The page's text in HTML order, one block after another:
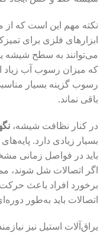
نکته مهم این است که از
ابزارهای فلزی برای
می‌توانند به سطح شیشه
که میزان رسوب آب زیاد
رسوب گزینه بسیار
باقی نماند.
در کنار نظافت شیشه،
بسیار زیادی دارد.
باید در فواصل زمانی
اگر اتصالات شل شوند،
برخورد افراد باعث
اتصالات باید به‌طور
یراق‌آلات استیل نیز